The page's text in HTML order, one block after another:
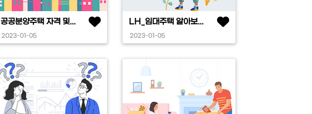
공공분양주택 자격 및...
2023-01-05
LH_임대주택 알아보...
2023-01-05